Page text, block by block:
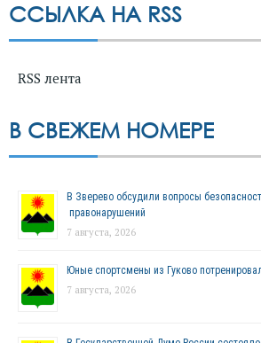
ССЫЛКА НА RSS
RSS лента
В СВЕЖЕМ НОМЕРЕ
В Зверево обсудили вопросы
правонарушений
7 августа, 2026
Юные спортсмены из Гуково
7 августа, 2026